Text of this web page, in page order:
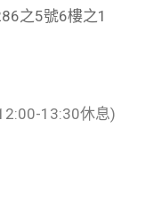
之5號6樓之1
13:30休息)